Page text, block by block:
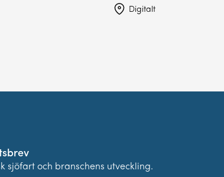
Digitalt
sjöfart och branschens utveckling.